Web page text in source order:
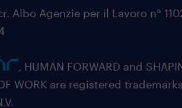
Albo Agenzie per il Lavoro n°
, HUMAN FORWARD and
WORK are registered